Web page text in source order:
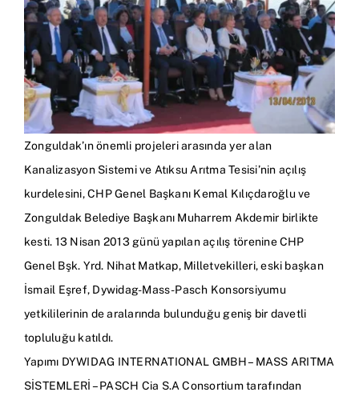
Zonguldak’ın önemli projeleri arasında yer alan
Kanalizasyon Sistemi ve Atıksu Arıtma Tesisi’nin açılış
kurdelesini, CHP Genel Başkanı Kemal Kılıçdaroğlu ve
Zonguldak Belediye Başkanı Muharrem Akdemir birlikte
kesti. 13 Nisan 2013 günü yapılan açılış törenine CHP
Genel Bşk. Yrd. Nihat Matkap, Milletvekilleri, eski başkan
İsmail Eşref, Dywidag-Mass-Pasch Konsorsiyumu
yetkililerinin de aralarında bulunduğu geniş bir davetli
topluluğu katıldı.
Yapımı DYWIDAG INTERNATIONAL GMBH – MASS ARITMA
SİSTEMLERİ – PASCH Cia S.A Consortium tarafından